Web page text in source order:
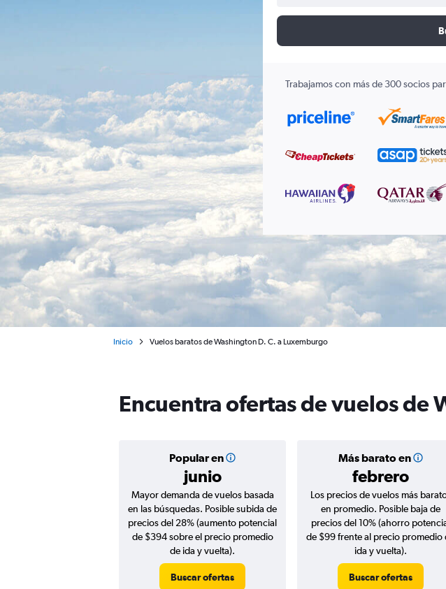
Trabajamos con más de 300 socios
Inicio Vuelos baratos de Washington D. C. a Luxemburgo
Encuentra ofertas de vuelos de
Popular en
junio
Más barato en
febrero
Mayor demanda de vuelos basada
en las búsquedas. Posible subida de
precios del 28% (aumento potencial
de $394 sobre el precio promedio
de ida y vuelta).
Buscar ofertas
Los precios de vuelos más
en promedio. Posible baja de
precios del 10% (ahorro
de $99 frente al precio promedio
ida y vuelta).
Buscar ofertas